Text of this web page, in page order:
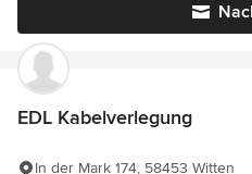
EDL Kabelverlegung
In der Mark 174, 58453 Witten